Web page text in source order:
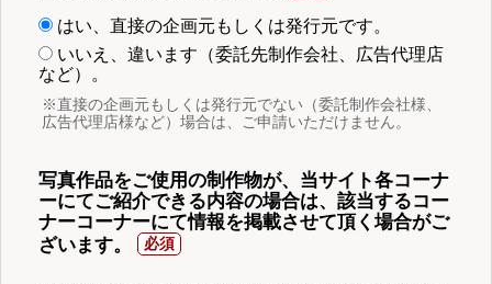
はい、直接の企画元もしくは発行元です。
いいえ、違います（委託先制作会社、広告代理店
など）。
※直接の企画元もしくは発行元でない（委託制作会社様、
広告代理店様など）場合は、ご申請いただけません。
写真作品をご使用の制作物が、当サイト各コーナ
ーにてご紹介できる内容の場合は、該当するコー
ナーコーナーにて情報を掲載させて頂く場合がご
ざいます。